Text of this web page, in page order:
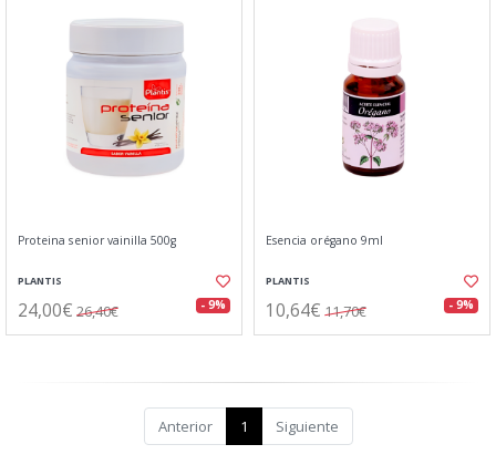
Proteina senior vainilla 500g
PLANTIS
24,00€ 26,40€ - 9%
Esencia orégano 9ml
PLANTIS
10,64€ 11,70€ - 9%
Anterior 1 Siguiente